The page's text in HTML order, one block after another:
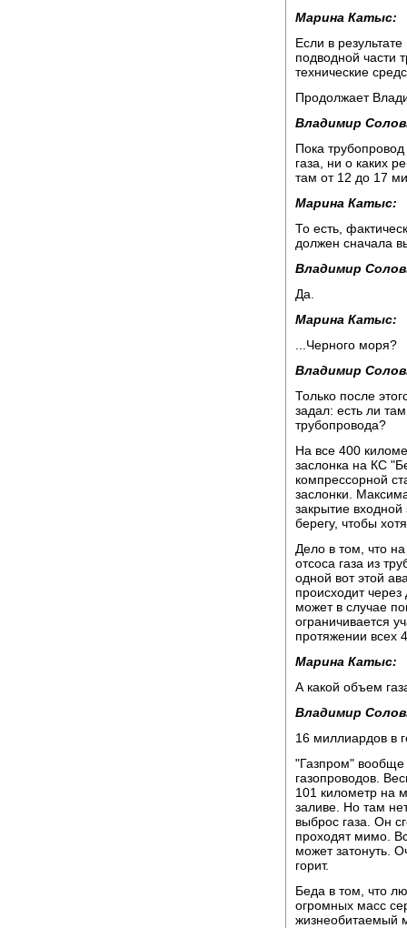
Марина Катыс:
Если в
подводной части
технические
Продолжает
Владимир
Пока
газа, ни о каких
там от 12 до 17
Марина Катыс:
То есть,
должен сначала
Владимир
Да.
Марина Катыс:
...Черного моря?
Владимир
Только после
задал: есть ли
трубопровода?
На все 400
заслонка на КС
компрессорной
заслонки.
закрытие
берегу, чтобы
Дело в том, что
отсоса газа из
одной вот этой
происходит
может в случае
ограничивается
протяжении всех
Марина Катыс:
А какой объем
Владимир
16 миллиардов в
"Газпром" вообще
газопроводов.
101 километр на
заливе. Но там
выброс газа. Он
проходят мимо.
может затонуть.
горит.
Беда в том, что
огромных масс
жизнеобитаемый